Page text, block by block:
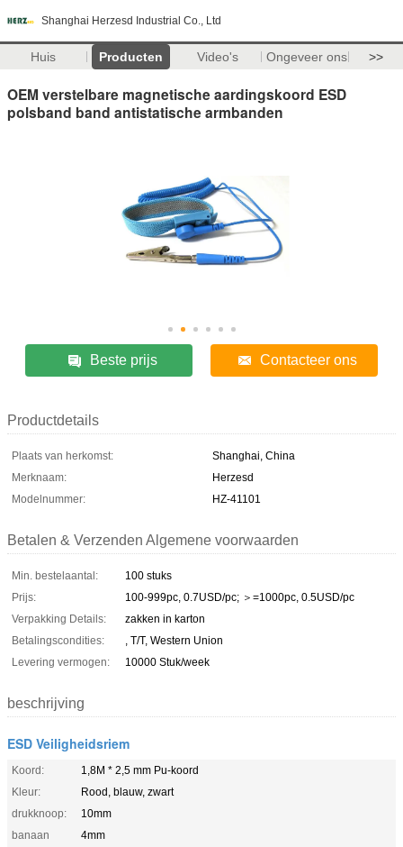
Shanghai Herzesd Industrial Co., Ltd
Huis Producten Video's Ongeveer ons >>
OEM verstelbare magnetische aardingskoord ESD
polsband band antistatische armbanden
Beste prijs Contacteer ons
Productdetails
Plaats van herkomst:
Shanghai, China
Merknaam:
Herzesd
Modelnummer:
HZ-41101
Betalen & Verzenden Algemene voorwaarden
Min. bestelaantal:
100 stuks
Prijs:
100-999pc, 0.7USD/pc; ＞=1000pc, 0.5USD/pc
Verpakking Details:
zakken in karton
Betalingscondities:
, T/T, Western Union
Levering vermogen:
10000 Stuk/week
beschrijving
ESD Veiligheidsriem
Koord:
1,8M * 2,5 mm Pu-koord
Kleur:
Rood, blauw, zwart
drukknoop:
10mm
banaan
4mm